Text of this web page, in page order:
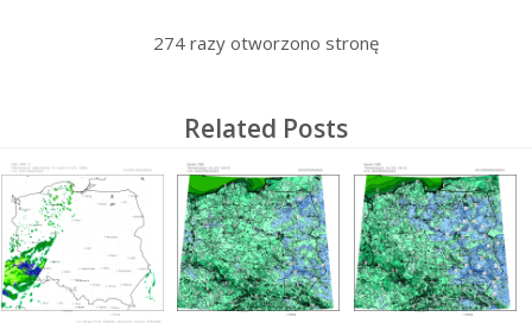
274 razy otworzono stronę
Related Posts